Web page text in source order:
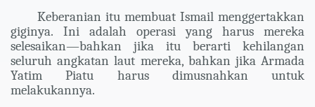
Keberanian itu membuat Ismail menggertakkan
giginya. Ini adalah operasi yang harus mereka
selesaikan—bahkan jika itu berarti kehilangan
seluruh angkatan laut mereka, bahkan jika Armada
Yatim Piatu harus dimusnahkan untuk
melakukannya.